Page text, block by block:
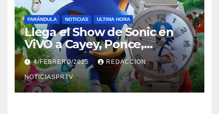
FARÁNDULA NOTICIAS ULTIMA HORA
Llega el Show de Sonic en
ViVO a Cayey, Ponce,
Barceloneta y Humacao,
Relojes gratis para el que
compre ahora….
4/FEBRERO/2025 REDACCION
NOTICIASPRTV